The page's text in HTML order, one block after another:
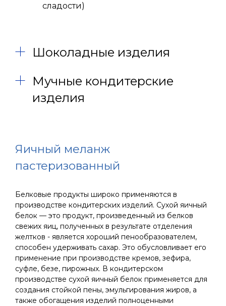
сладости)
Шоколадные изделия
Мучные кондитерские
изделия
Яичный меланж
пастеризованный
Белковые продукты широко применяются в
производстве кондитерских изделий. Сухой яичный
белок — это продукт, произведенный из белков
свежих яиц, полученных в результате отделения
желтков - является хороший пенообразователем,
способен удерживать сахар. Это обусловливает его
применение при производстве кремов, зефира,
суфле, безе, пирожных. В кондитерском
производстве сухой яичный белок применяется для
создания стойкой пены, эмульгирования жиров, а
также обогащения изделий полноценными